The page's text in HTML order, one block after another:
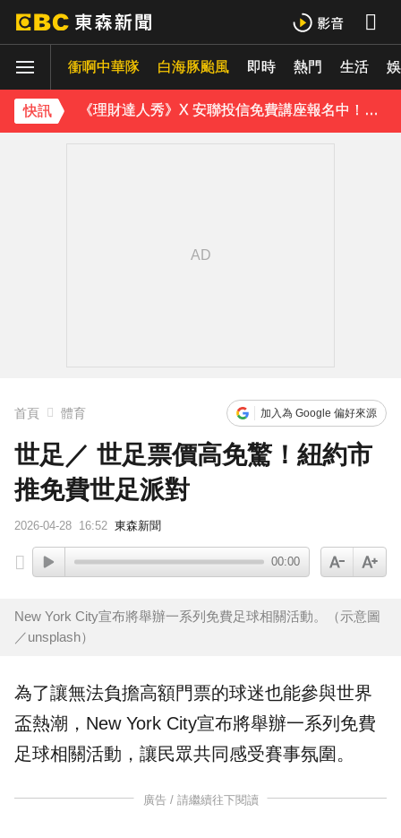
衝啊中華隊 白海豚颱風 即時 熱門 生活
快訊
下載東森App，隨時掌握天下大小事！
《理財達人秀》X 安聯投信免費講座報名中！搶先卡位 2027
首頁 體育 加入為 Google 偏好來源
世足／ 世足票價高免驚！紐約市
推免費世足派對
2026-04-28 16:52 東森新聞
00:00
New York City宣布將舉辦一系列免費足球相關活動。（示意圖
／unsplash）
為了讓無法負擔高額門票的球迷也能參與世界
盃熱潮，New York City宣布將舉辦一系列免費
足球相關活動，讓民眾共同感受賽事氛圍。
廣告 / 請繼續往下閱讀